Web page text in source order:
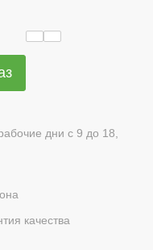
дни с 9 до 18,